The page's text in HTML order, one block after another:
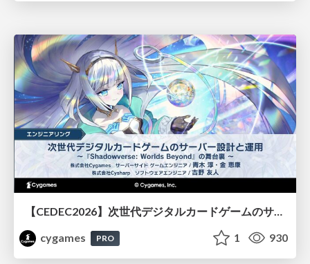
【CEDEC2026】次世代デジタルカードゲームのサーバー設計と運用 〜『Shadowverse: Worlds Beyond』の舞台裏～
cygames
PRO 1 930